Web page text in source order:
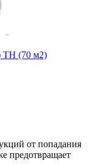
ТН (70 м2)
от попадания
предотвращает